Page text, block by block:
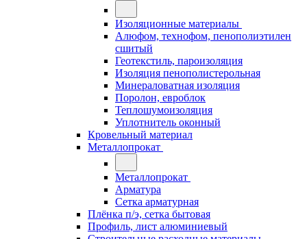
Изоляционные материалы
Алюфом, технофом, пенополиэтилен
сшитый
Геотекстиль, пароизоляция
Изоляция пенополистерольная
Минераловатная изоляция
Поролон, евроблок
Теплошумоизоляция
Уплотнитель оконный
Кровельный материал
Металлопрокат
Металлопрокат
Арматура
Сетка арматурная
Плёнка п/э, сетка бытовая
Профиль, лист алюминиевый